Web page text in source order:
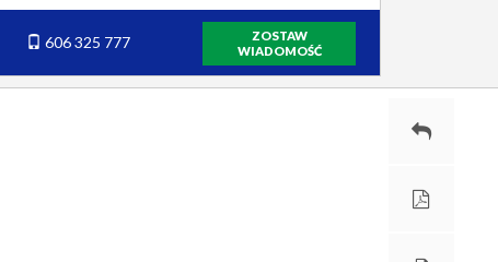
606 325 777
ZOSTAW
WIADOMOŚĆ